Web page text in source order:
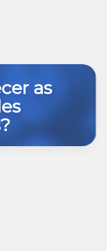
as